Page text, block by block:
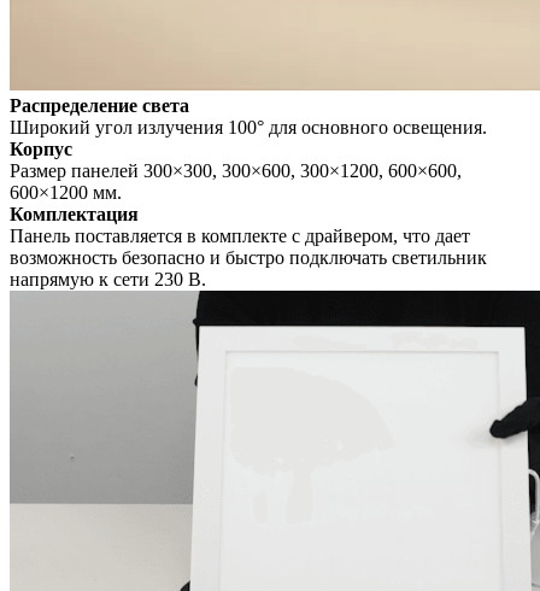
Распределение света
Широкий угол излучения 100° для основного освещения.
Корпус
Размер панелей 300×300, 300×600, 300×1200, 600×600,
600×1200 мм.
Комплектация
Панель поставляется в комплекте с драйвером, что дает
возможность безопасно и быстро подключать светильник
напрямую к сети 230 В.